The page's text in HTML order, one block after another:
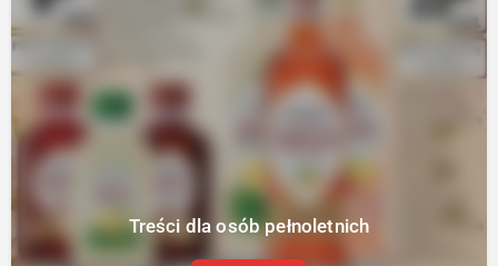
Treści dla osób pełnoletnich